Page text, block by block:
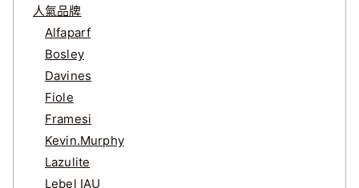
人氣品牌
Alfaparf
Bosley
Davines
Fiole
Framesi
Kevin.Murphy
Lazulite
Lebel IAU